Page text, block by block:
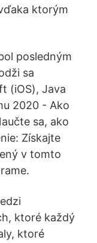
ktorým
posledným
sa
(iOS), Java
2020 - Ako
sa, ako
Získajte
v tomto
ktoré každý
ktoré